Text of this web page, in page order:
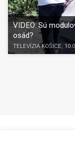
VIDEO: Sú
osád?
TELEVÍZIA KOŠICE,